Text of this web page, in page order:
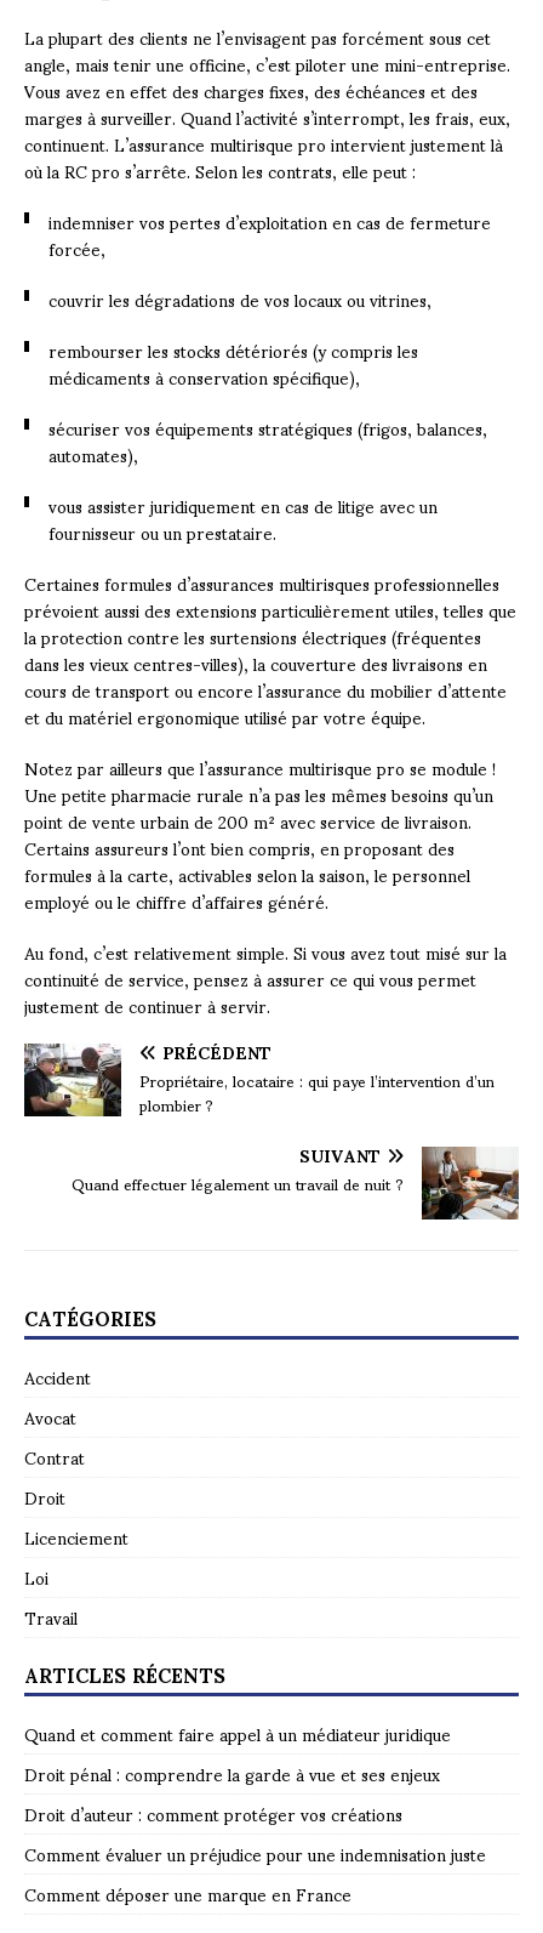
La plupart des clients ne l’envisagent pas forcément sous cet
angle, mais tenir une officine, c’est piloter une mini-entreprise.
Vous avez en effet des charges fixes, des échéances et des
marges à surveiller. Quand l’activité s’interrompt, les frais, eux,
continuent. L’assurance multirisque pro intervient justement là
où la RC pro s’arrête. Selon les contrats, elle peut :
indemniser vos pertes d’exploitation en cas de fermeture
forcée,
couvrir les dégradations de vos locaux ou vitrines,
rembourser les stocks détériorés (y compris les
médicaments à conservation spécifique),
sécuriser vos équipements stratégiques (frigos, balances,
automates),
vous assister juridiquement en cas de litige avec un
fournisseur ou un prestataire.
Certaines formules d’assurances multirisques professionnelles
prévoient aussi des extensions particulièrement utiles, telles que
la protection contre les surtensions électriques (fréquentes
dans les vieux centres-villes), la couverture des livraisons en
cours de transport ou encore l’assurance du mobilier d’attente
et du matériel ergonomique utilisé par votre équipe.
Notez par ailleurs que l’assurance multirisque pro se module !
Une petite pharmacie rurale n’a pas les mêmes besoins qu’un
point de vente urbain de 200 m² avec service de livraison.
Certains assureurs l’ont bien compris, en proposant des
formules à la carte, activables selon la saison, le personnel
employé ou le chiffre d’affaires généré.
Au fond, c’est relativement simple. Si vous avez tout misé sur la
continuité de service, pensez à assurer ce qui vous permet
justement de continuer à servir.
PRÉCÉDENT
Propriétaire, locataire : qui paye l’intervention d’un
plombier ?
SUIVANT
Quand effectuer légalement un travail de nuit ?
CATÉGORIES
Accident
Avocat
Contrat
Droit
Licenciement
Loi
Travail
ARTICLES RÉCENTS
Quand et comment faire appel à un médiateur juridique
Droit pénal : comprendre la garde à vue et ses enjeux
Droit d’auteur : comment protéger vos créations
Comment évaluer un préjudice pour une indemnisation juste
Comment déposer une marque en France